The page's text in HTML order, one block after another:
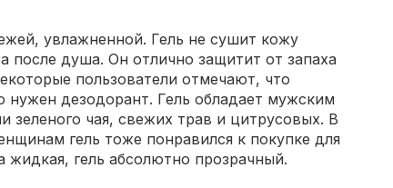
увлажненной. Гель не сушит кожу
душа. Он отлично защитит от запаха
пользователи отмечают, что
нужен дезодорант. Гель обладает мужским
зеленого чая, свежих трав и цитрусовых. В
гель тоже понравился к покупке для
жидкая, гель абсолютно прозрачный.